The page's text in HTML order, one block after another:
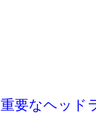
重要なヘッド